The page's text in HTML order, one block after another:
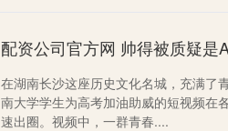
在湖南长沙这座历史文化名城，充满了
南大学学生为高考加油助威的短视频在
速出圈。视频中，一群青春....